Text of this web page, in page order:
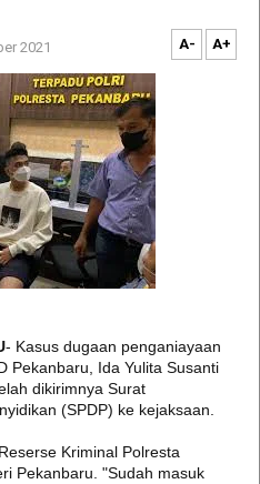
2021 A- A+
- Kasus dugaan penganiayaan
Pekanbaru, Ida Yulita Susanti
dikirimnya Surat
(SPDP) ke kejaksaan.
Kriminal Polresta
Pekanbaru. "Sudah masuk